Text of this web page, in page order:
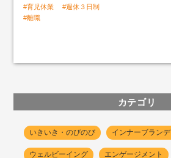
#育児休業
#週休３日制
#離職
カテゴリ
いきいき・のびのび インナーブラン
ウェルビーイング エンゲージメント